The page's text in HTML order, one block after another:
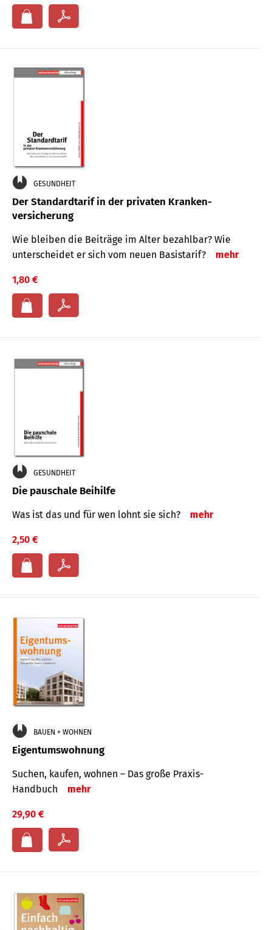
GESUNDHEIT
Der Standard­tarif in der privaten Kranken­
versicherung
Wie bleiben die Beiträge im Alter bezahlbar? Wie
unterscheidet er sich vom neuen Basistarif?
mehr
1,80 €
GESUNDHEIT
Die pauschale Beihilfe
Was ist das und für wen lohnt sie sich? mehr
2,50 €
BAUEN + WOHNEN
Eigentumswohnung
Suchen, kaufen, wohnen – Das große Praxis-
Handbuch
mehr
29,90 €